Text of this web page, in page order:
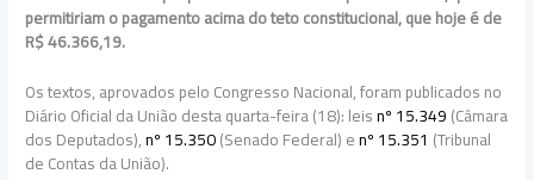
permitiriam o pagamento acima do teto constitucional, que hoje é de
R$ 46.366,19.
Os textos, aprovados pelo Congresso Nacional, foram publicados no
Diário Oficial da União desta quarta-feira (18): leisnº 15.349(Câmara
dos Deputados),nº 15.350(Senado Federal) enº 15.351 (Tribunal
de Contas da União).